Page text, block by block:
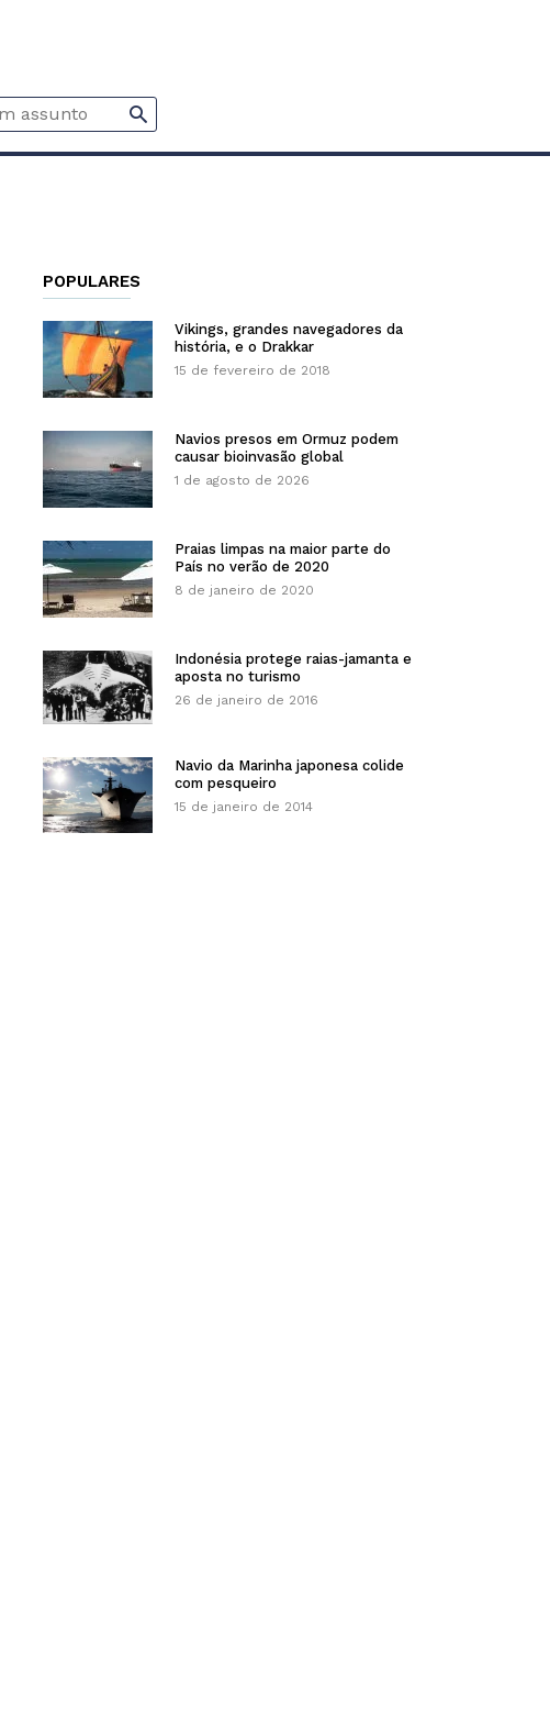
POPULARES
Vikings, grandes navegadores da
história, e o Drakkar
15 de fevereiro de 2018
Navios presos em Ormuz podem
causar bioinvasão global
1 de agosto de 2026
Praias limpas na maior parte do
País no verão de 2020
8 de janeiro de 2020
Indonésia protege raias-jamanta e
aposta no turismo
26 de janeiro de 2016
Navio da Marinha japonesa colide
com pesqueiro
15 de janeiro de 2014